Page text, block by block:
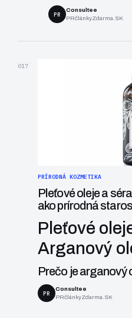
PR
Consultee
PRčlánkyZdarma.SK
017
PRÍRODNÁ KOZMETIKA
Pleťové oleje a
ako prírodná
Pleťové
Arganový
Prečo je arganový
PR
Consultee
PRčlánkyZdarma.SK